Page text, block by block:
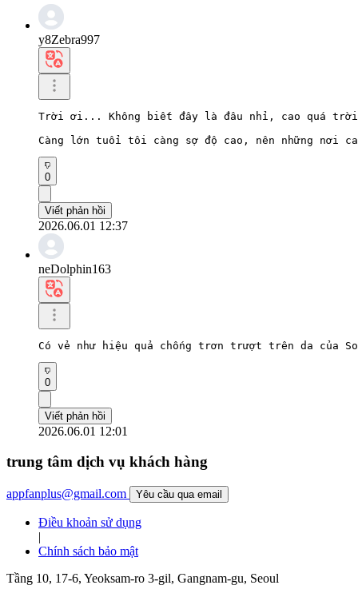
y8Zebra997
Trời ơi... Không biết đây là đâu nhỉ, cao quá trời
Càng lớn tuổi tôi càng sợ độ cao, nên những nơi
0
Viết phản hồi
2026.06.01 12:37
neDolphin163
Có vẻ như hiệu quả chống trơn trượt trên da của
0
Viết phản hồi
2026.06.01 12:01
trung tâm dịch vụ khách hàng
appfanplus@gmail.com Yêu cầu qua email
Điều khoản sử dụng
|
Chính sách bảo mật
Tầng 10, 17-6, Yeoksam-ro 3-gil, Gangnam-gu, Seoul